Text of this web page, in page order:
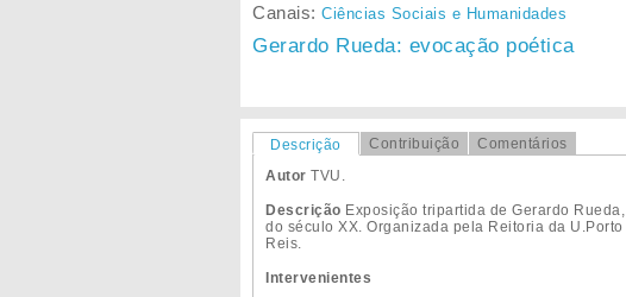
Canais: Ciências Sociais e Humanidades
Gerardo Rueda: evocação poética
Descrição Contribuição
Comentários
Autor TVU.
Descrição Exposição tripartida de Gerardo
do século XX. Organizada pela Reitoria da
Reis.
Intervenientes